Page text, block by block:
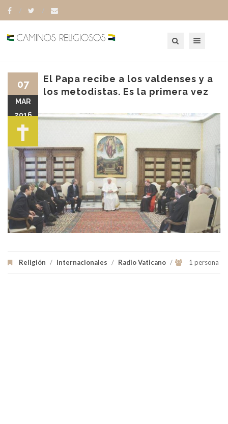
El Papa recibe a los valdenses y a
los metodistas. Es la primera vez
Religión / Internacionales / Radio Vaticano / 1 persona
07
MAR
2016